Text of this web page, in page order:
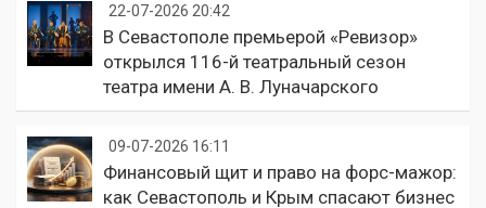
22-07-2026 20:42
В Севастополе премьерой «Ревизор»
открылся 116-й театральный сезон
театра имени А. В. Луначарского
09-07-2026 16:11
Финансовый щит и право на форс-мажор:
как Севастополь и Крым спасают бизнес